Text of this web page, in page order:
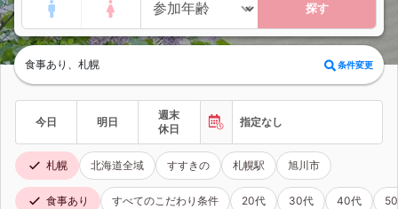
探す
食事あり、札幌 条件変更
今日 明日
週末
休日
指定なし
札幌 北海道全域 すすきの 札幌駅 旭川市
食事あり すべてのこだわり条件 20代 30代 40代